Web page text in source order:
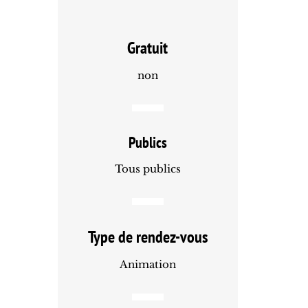
Gratuit
non
Publics
Tous publics
Type de rendez-vous
Animation